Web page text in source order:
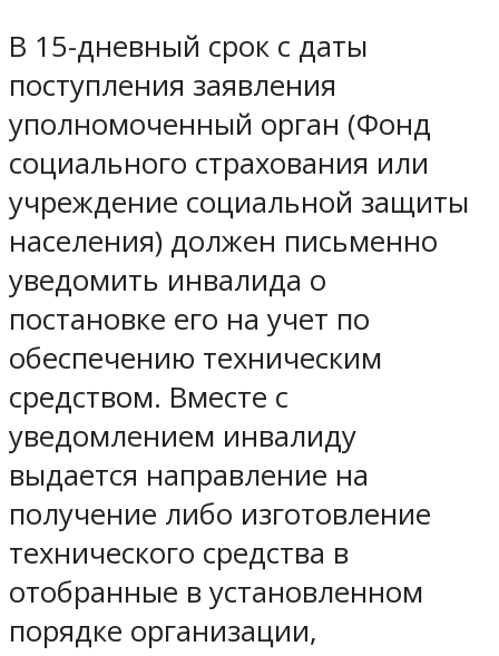
В 15-дневный срок с даты
поступления заявления
уполномоченный орган (Фонд
социального страхования или
учреждение социальной защиты
населения) должен письменно
уведомить инвалида о
постановке его на учет по
обеспечению техническим
средством. Вместе с
уведомлением инвалиду
выдается направление на
получение либо изготовление
технического средства в
отобранные в установленном
порядке организации,